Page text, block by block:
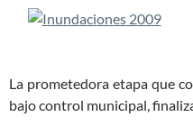
La prometedora etapa que
bajo control municipal,